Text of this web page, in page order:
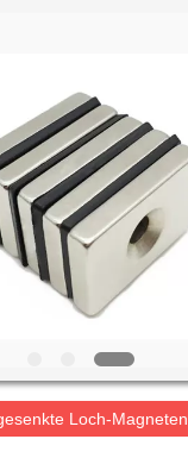
Loch-Magneten